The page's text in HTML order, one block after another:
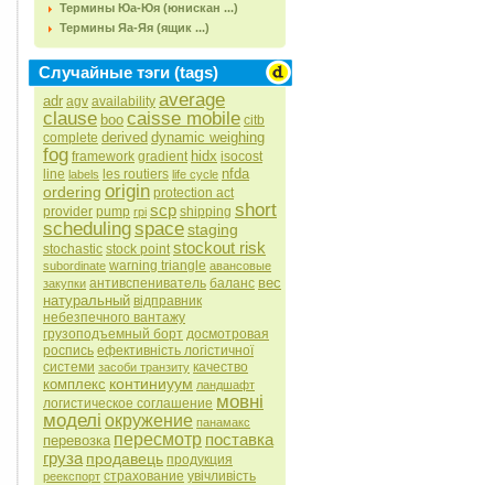
Термины Юа-Юя (юнискан ...)
Термины Яа-Яя (ящик ...)
Случайные тэги (tags)
adr agv availability average
clause boo caisse mobile citb
complete derived dynamic weighing
fog framework gradient hidx isocost
line labels les routiers life cycle nfda
ordering origin protection act
provider pump rpi scp shipping short
schedulingspacestaging
stochastic stock point stockout risk
subordinate warning triangle авансовые
закупки антивспениватель баланс вес
натуральный відправник
небезпечного вантажу
грузоподъемный борт досмотровая
роспись ефективність логістичної
системи засоби транзиту качество
комплекс континиуум ландшафт
логистическое соглашение мовні
моделі окружение панамакс
перевозка пересмотр поставка
груза продавець продукция
реекспорт страхование увічливість